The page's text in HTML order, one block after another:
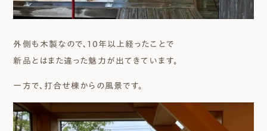
外側も木製なので、10年以上経ったことで
新品とはまた違った魅力が出てきています。
一方で、打合せ棟からの風景です。